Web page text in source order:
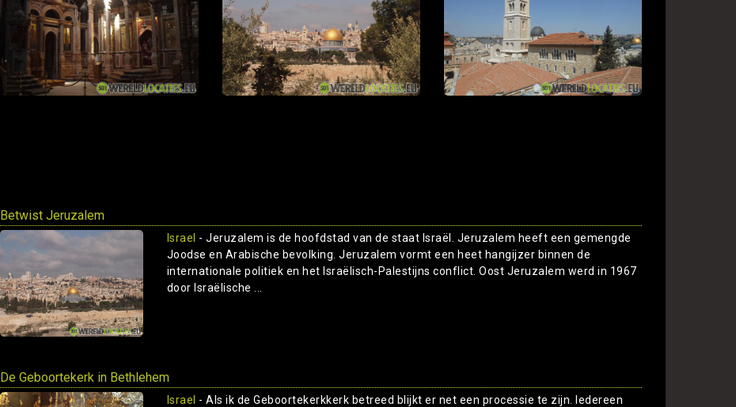
Betwist Jeruzalem
Israel - Jeruzalem is de hoofdstad van de staat Israël. Jeruzalem heeft een gemengde
Joodse en Arabische bevolking. Jeruzalem vormt een heet hangijzer binnen de
internationale politiek en het Israëlisch-Palestijns conflict. Oost Jeruzalem werd in 1967
door Israëlische ...
De Geboortekerk in Bethlehem
Israel - Als ik de Geboortekerkkerk betreed blijkt er net een processie te zijn. Iedereen